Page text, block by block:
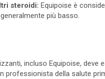
steroidi: Equipoise è
più basso.
incluso Equipoise,
professionista della salute